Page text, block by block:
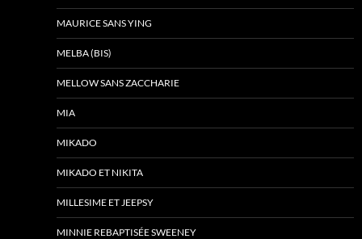
MAURICE SANS YING
MELBA (BIS)
MELLOW SANS ZACCHARIE
MIA
MIKADO
MIKADO ET NIKITA
MILLESIME ET JEEPSY
MINNIE REBAPTISÉE SWEENEY